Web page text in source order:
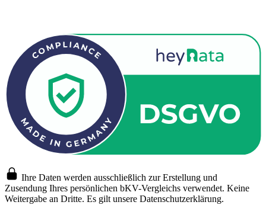
Ihre Daten werden ausschließlich zur Erstellung und
Zusendung Ihres persönlichen bKV-Vergleichs verwendet. Keine
Weitergabe an Dritte. Es gilt unsere Datenschutzerklärung.